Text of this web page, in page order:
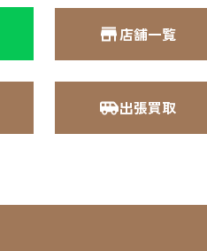
店舗一覧
出張買取